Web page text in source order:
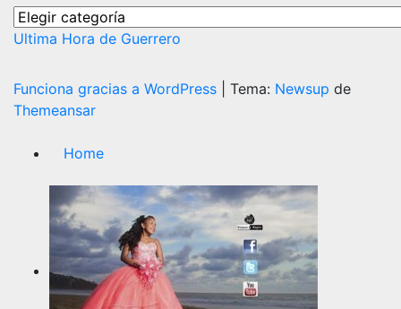
Categorías
Ultima Hora de Guerrero
Funciona gracias a WordPress Tema: Newsup de
Themeansar
Home